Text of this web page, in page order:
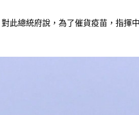
此總統府說，為了催貨疫苗，指